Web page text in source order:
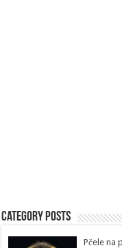
Category Posts
Pčele na